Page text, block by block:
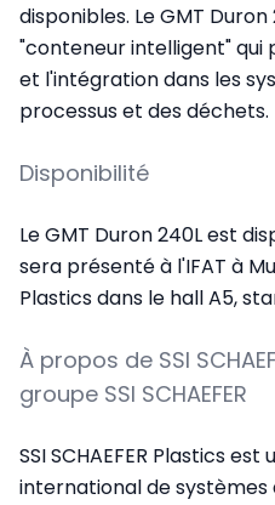
disponibles. Le GMT
"conteneur intelligent" qui
et l'intégration dans les
processus et des déchets.
Disponibilité
Le GMT Duron 240L est
sera présenté à l'IFAT à
Plastics dans le hall A5,
À propos de SSI
groupe SSI SCHAEFER
SSI SCHAEFER Plastics
international de